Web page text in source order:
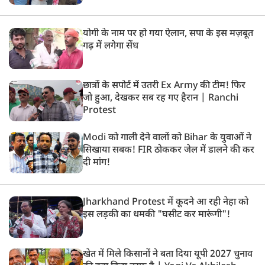
योगी के नाम पर हो गया ऐलान, सपा के इस मज़बूत
गढ़ में लगेगा सेंध
छात्रों के सपोर्ट में उतरी Ex Army की टीम! फिर
जो हुआ, देखकर सब रह गए हैरान | Ranchi
Protest
Modi को गाली देने वालों को Bihar के युवाओं ने
सिखाया सबक! FIR ठोककर जेल में डालने की कर
दी मांग!
Jharkhand Protest में कूदने आ रही नेहा को
इस लड़की का धमकी "घसीट कर मारूंगी"!
खेत में मिले किसानों ने बता दिया यूपी 2027 चुनाव